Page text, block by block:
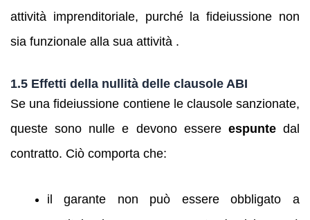
attività imprenditoriale, purché la fideiussione non
sia funzionale alla sua attività .
1.5 Effetti della nullità delle clausole ABI
Se una fideiussione contiene le clausole sanzionate,
queste sono nulle e devono essere espuntedal
contratto. Ciò comporta che:
il garante non può essere obbligato a